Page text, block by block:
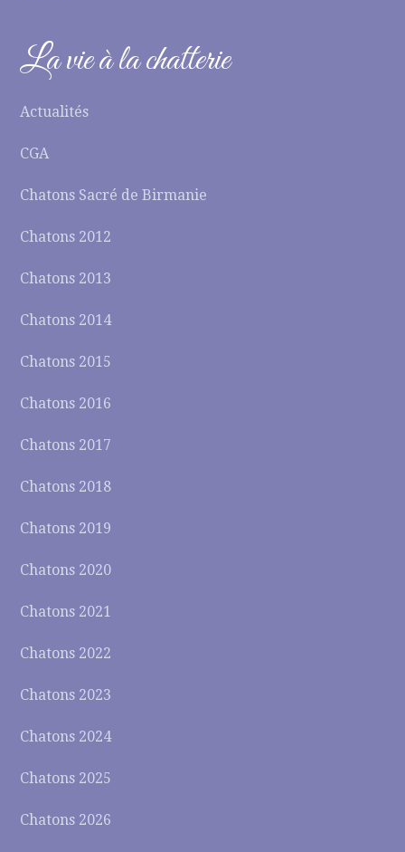
La vie à la chatterie
Actualités
CGA
Chatons Sacré de Birmanie
Chatons 2012
Chatons 2013
Chatons 2014
Chatons 2015
Chatons 2016
Chatons 2017
Chatons 2018
Chatons 2019
Chatons 2020
Chatons 2021
Chatons 2022
Chatons 2023
Chatons 2024
Chatons 2025
Chatons 2026